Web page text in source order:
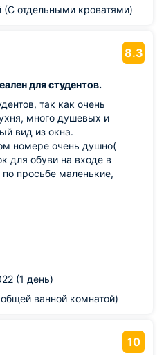
на момент посещения
отдельными кроватями)
8.3
для студентов.
так как очень
много душевых и
вид из окна.
номере очень душно(
для обуви на входе в
просьбе маленькие,
(1 день)
ванной комнатой)
10